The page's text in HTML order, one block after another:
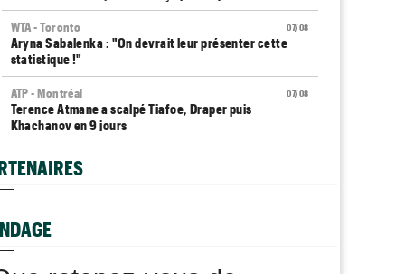
07/08
WTA - Toronto
Aryna Sabalenka : "On devrait leur présenter cette
statistique !"
07/08
ATP - Montréal
Terence Atmane a scalpé Tiafoe, Draper puis
Khachanov en 9 jours
Plovdiv (CH)
Yannick Alexandrescou, 18 ans, privé d'une première
demie en Chal'
ATP / WTA
Tous les programmes et résultats du vendredi 7 août
2026